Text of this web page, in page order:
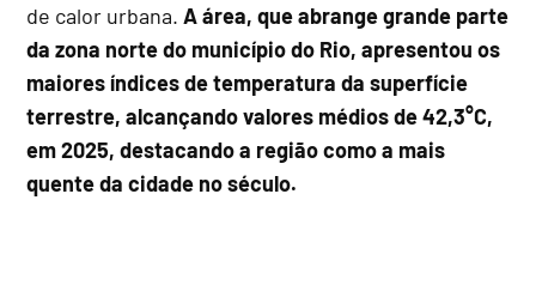
de calor urbana.A área, que abrange grande parte
da zona norte do município do Rio, apresentou os
maiores índices de temperatura da superfície
terrestre, alcançando valores médios de 42,3°C,
em 2025, destacando a região como a mais
quente da cidade no século.